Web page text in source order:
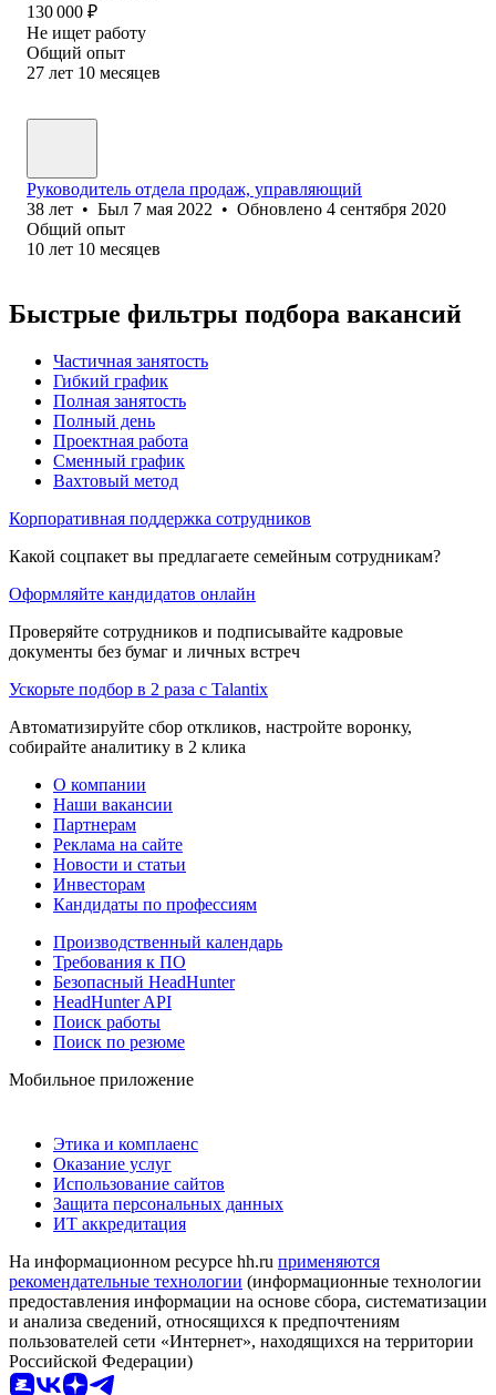
130 000 ₽
Не ищет работу
Общий опыт
27 лет 10 месяцев
Руководитель отдела продаж, управляющий
38 лет • Был 7 мая 2022 • Обновлено 4 сентября 2020
Общий опыт
10 лет 10 месяцев
Быстрые фильтры подбора вакансий
Частичная занятость
Гибкий график
Полная занятость
Полный день
Проектная работа
Сменный график
Вахтовый метод
Корпоративная поддержка сотрудников
Какой соцпакет вы предлагаете семейным сотрудникам?
Оформляйте кандидатов онлайн
Проверяйте сотрудников и подписывайте кадровые
документы без бумаг и личных встреч
Ускорьте подбор в 2 раза с Talantix
Автоматизируйте сбор откликов, настройте воронку,
собирайте аналитику в 2 клика
О компании
Наши вакансии
Партнерам
Реклама на сайте
Новости и статьи
Инвесторам
Кандидаты по профессиям
Производственный календарь
Требования к ПО
Безопасный HeadHunter
HeadHunter API
Поиск работы
Поиск по резюме
Мобильное приложение
Этика и комплаенс
Оказание услуг
Использование сайтов
Защита персональных данных
ИТ аккредитация
На информационном ресурсе hh.ru применяются
рекомендательные технологии (информационные технологии
предоставления информации на основе сбора, систематизации
и анализа сведений, относящихся к предпочтениям
пользователей сети «Интернет», находящихся на территории
Российской Федерации)